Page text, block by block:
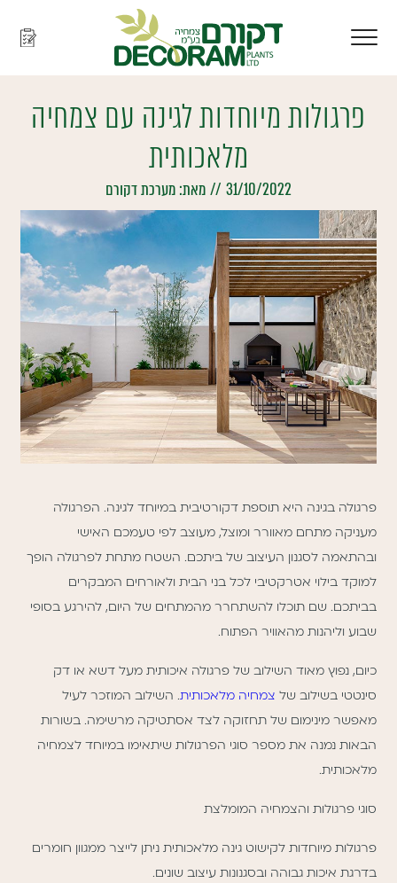
פרגולות מיוחדות לגינה עם צמחיה
מלאכותית
31/10/2022
//מאת:מערכת דקורם
פרגולה בגינה היא תוספת דקורטיבית במיוחד לגינה. הפרגולה
מעניקה מתחם מאוורר ומוצל, מעוצב לפי טעמכם האישי
ובהתאמה לסגנון העיצוב של ביתכם. השטח מתחת לפרגולה הופך
למוקד בילוי אטרקטיבי לכל בני הבית ולאורחים המבקרים
בביתכם. שם תוכלו להשתחרר מהמתחים של היום, להירגע בסופי
שבוע וליהנות מהאוויר הפתוח.
כיום, נפוץ מאוד השילוב של פרגולה איכותית מעל דשא או דק
סינטטי בשילוב של צמחיה מלאכותית. השילוב המוזכר לעיל
מאפשר מינימום של תחזוקה לצד אסתטיקה מרשימה. בשורות
הבאות נמנה את מספר סוגי הפרגולות שיתאימו במיוחד לצמחיה
מלאכותית.
סוגי פרגולות והצמחיה המומלצת
פרגולות מיוחדות לקישוט גינה מלאכותית ניתן לייצר ממגוון חומרים
בדרגת איכות גבוהה ובסגנונות עיצוב שונים.